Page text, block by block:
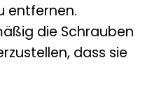
entfernen.
die Schrauben
dass sie